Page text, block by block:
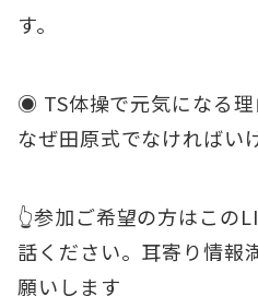
す。
◉ TS体操で元気になる
なぜ田原式でなければい
👆参加ご希望の方はこの
話ください。耳寄り情報
願いします